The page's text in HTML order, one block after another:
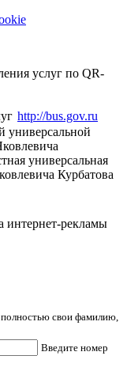
услуг по QR-
http://bus.gov.ru
универсальной
универсальная
Курбатова
интернет-рекламы
свои фамилию,
Введите номер